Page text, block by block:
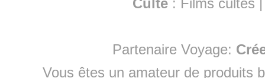
Culte : Films cultes
Partenaire Voyage:
Vous êtes un amateur de produits